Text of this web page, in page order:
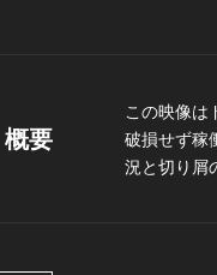
概要
この映像は
破損せず稼
況と切り屑